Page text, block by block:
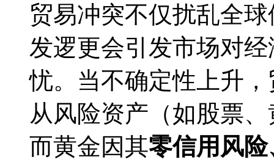
贸易冲突不仅扰乱全
发逻更会引发市场对
忧。当不确定性上升
从风险资产（如股票
而黄金因其零信用风